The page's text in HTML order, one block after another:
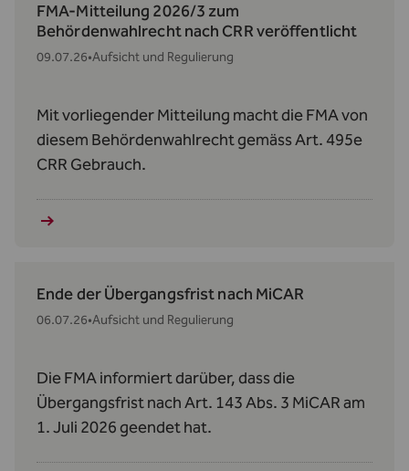
FMA-Mitteilung 2026/3 zum
Behördenwahlrecht nach CRR veröffentlicht
09.07.26•Aufsicht und Regulierung
Mit vorliegender Mitteilung macht die FMA von
diesem Behördenwahlrecht gemäss Art. 495e
CRR Gebrauch.
Ende der Übergangsfrist nach MiCAR
06.07.26•Aufsicht und Regulierung
Die FMA informiert darüber, dass die
Übergangsfrist nach Art. 143 Abs. 3 MiCAR am
1. Juli 2026 geendet hat.